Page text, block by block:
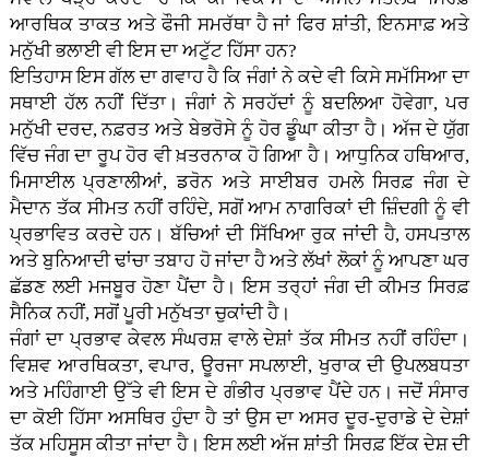
ਆਰਥਿਕ ਤਾਕਤ ਅਤੇ ਫੌਜੀ ਸਮਰੱਥਾ ਹੈ ਜਾਂ ਫਿਰ ਸ਼ਾਂਤੀ, ਇਨਸਾਫ਼ ਅਤੇ
ਮਨੁੱਖੀ ਭਲਾਈ ਵੀ ਇਸ ਦਾ ਅਟੁੱਟ ਹਿੱਸਾ ਹਨ?
ਇਤਿਹਾਸ ਇਸ ਗੱਲ ਦਾ ਗਵਾਹ ਹੈ ਕਿ ਜੰਗਾਂ ਨੇ ਕਦੇ ਵੀ ਕਿਸੇ ਸਮੱਸਿਆ ਦਾ
ਸਥਾਈ ਹੱਲ ਨਹੀਂ ਦਿੱਤਾ। ਜੰਗਾਂ ਨੇ ਸਰਹੱਦਾਂ ਨੂੰ ਬਦਲਿਆ ਹੋਵੇਗਾ, ਪਰ
ਮਨੁੱਖੀ ਦਰਦ, ਨਫ਼ਰਤ ਅਤੇ ਬੇਭਰੋਸੇ ਨੂੰ ਹੋਰ ਡੂੰਘਾ ਕੀਤਾ ਹੈ। ਅੱਜ ਦੇ ਯੁੱਗ
ਵਿੱਚ ਜੰਗ ਦਾ ਰੂਪ ਹੋਰ ਵੀ ਖ਼ਤਰਨਾਕ ਹੋ ਗਿਆ ਹੈ। ਆਧੁਨਿਕ ਹਥਿਆਰ,
ਮਿਸਾਈਲ ਪ੍ਰਣਾਲੀਆਂ, ਡਰੋਨ ਅਤੇ ਸਾਈਬਰ ਹਮਲੇ ਸਿਰਫ਼ ਜੰਗ ਦੇ
ਮੈਦਾਨ ਤੱਕ ਸੀਮਤ ਨਹੀਂ ਰਹਿੰਦੇ, ਸਗੋਂ ਆਮ ਨਾਗਰਿਕਾਂ ਦੀ ਜ਼ਿੰਦਗੀ ਨੂੰ ਵੀ
ਪ੍ਰਭਾਵਿਤ ਕਰਦੇ ਹਨ। ਬੱਚਿਆਂ ਦੀ ਸਿੱਖਿਆ ਰੁਕ ਜਾਂਦੀ ਹੈ, ਹਸਪਤਾਲ
ਅਤੇ ਬੁਨਿਆਦੀ ਢਾਂਚਾ ਤਬਾਹ ਹੋ ਜਾਂਦਾ ਹੈ ਅਤੇ ਲੱਖਾਂ ਲੋਕਾਂ ਨੂੰ ਆਪਣਾ ਘਰ
ਛੱਡਣ ਲਈ ਮਜਬੂਰ ਹੋਣਾ ਪੈਂਦਾ ਹੈ। ਇਸ ਤਰ੍ਹਾਂ ਜੰਗ ਦੀ ਕੀਮਤ ਸਿਰਫ਼
ਸੈਨਿਕ ਨਹੀਂ, ਸਗੋਂ ਪੂਰੀ ਮਨੁੱਖਤਾ ਚੁਕਾਂਦੀ ਹੈ।
ਜੰਗਾਂ ਦਾ ਪ੍ਰਭਾਵ ਕੇਵਲ ਸੰਘਰਸ਼ ਵਾਲੇ ਦੇਸ਼ਾਂ ਤੱਕ ਸੀਮਤ ਨਹੀਂ ਰਹਿੰਦਾ।
ਵਿਸ਼ਵ ਆਰਥਿਕਤਾ, ਵਪਾਰ, ਊਰਜਾ ਸਪਲਾਈ, ਖੁਰਾਕ ਦੀ ਉਪਲਬਧਤਾ
ਅਤੇ ਮਹਿੰਗਾਈ ਉੱਤੇ ਵੀ ਇਸ ਦੇ ਗੰਭੀਰ ਪ੍ਰਭਾਵ ਪੈਂਦੇ ਹਨ। ਜਦੋਂ ਸੰਸਾਰ
ਦਾ ਕੋਈ ਹਿੱਸਾ ਅਸਥਿਰ ਹੁੰਦਾ ਹੈ ਤਾਂ ਉਸ ਦਾ ਅਸਰ ਦੂਰ-ਦੁਰਾਡੇ ਦੇ ਦੇਸ਼ਾਂ
ਤੱਕ ਮਹਿਸੂਸ ਕੀਤਾ ਜਾਂਦਾ ਹੈ। ਇਸ ਲਈ ਅੱਜ ਸ਼ਾਂਤੀ ਸਿਰਫ਼ ਇੱਕ ਦੇਸ਼ ਦੀ